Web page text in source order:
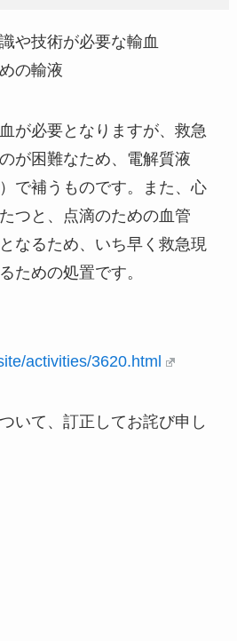
や技術が必要な輸血
の輸液
が必要となりますが、救急
が困難なため、電解質液
で補うものです。また、心
つと、点滴のための血管
なるため、いち早く救急現
ための処置です。
activities/3620.html
いて、訂正してお詫び申し